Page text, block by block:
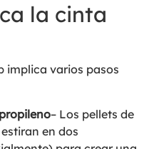
la cinta
implica varios pasos
– Los pellets de
en dos